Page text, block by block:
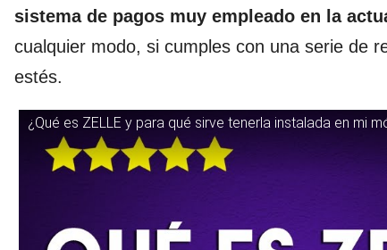
sistema de pagos muy empleado en la
cualquier modo, si cumples con una serie de
estés.
¿Qué es ZELLE y para qué sirve tenerla instalada en mi